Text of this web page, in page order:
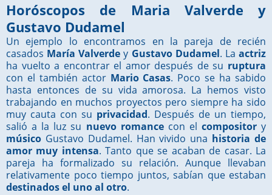
Horóscopos de Maria Valverde y
Gustavo Dudamel
Un ejemplo lo encontramos en la pareja de recién
casados María Valverdey Gustavo Dudamel. Laactriz
ha vuelto a encontrar el amor después de su ruptura
con el también actor Mario Casas. Poco se ha sabido
hasta entonces de su vida amorosa. La hemos visto
trabajando en muchos proyectos pero siempre ha sido
muy cauta con su privacidad. Después de un tiempo,
salió a la luz su nuevo romancecon el compository
músico Gustavo Dudamel. Han vivido una historia de
amor muy intensa. Tanto que se acaban de casar. La
pareja ha formalizado su relación. Aunque llevaban
relativamente poco tiempo juntos, sabían que estaban
destinados el uno al otro.